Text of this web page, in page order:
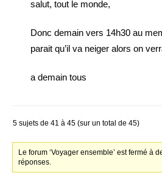
salut, tout le monde,
Donc demain vers 14h30 au
parait qu’il va neiger alors on
a demain tous
5 sujets de 41 à 45 (sur un total de 45)
Le forum ‘Voyager ensemble’ est fermé à
réponses.